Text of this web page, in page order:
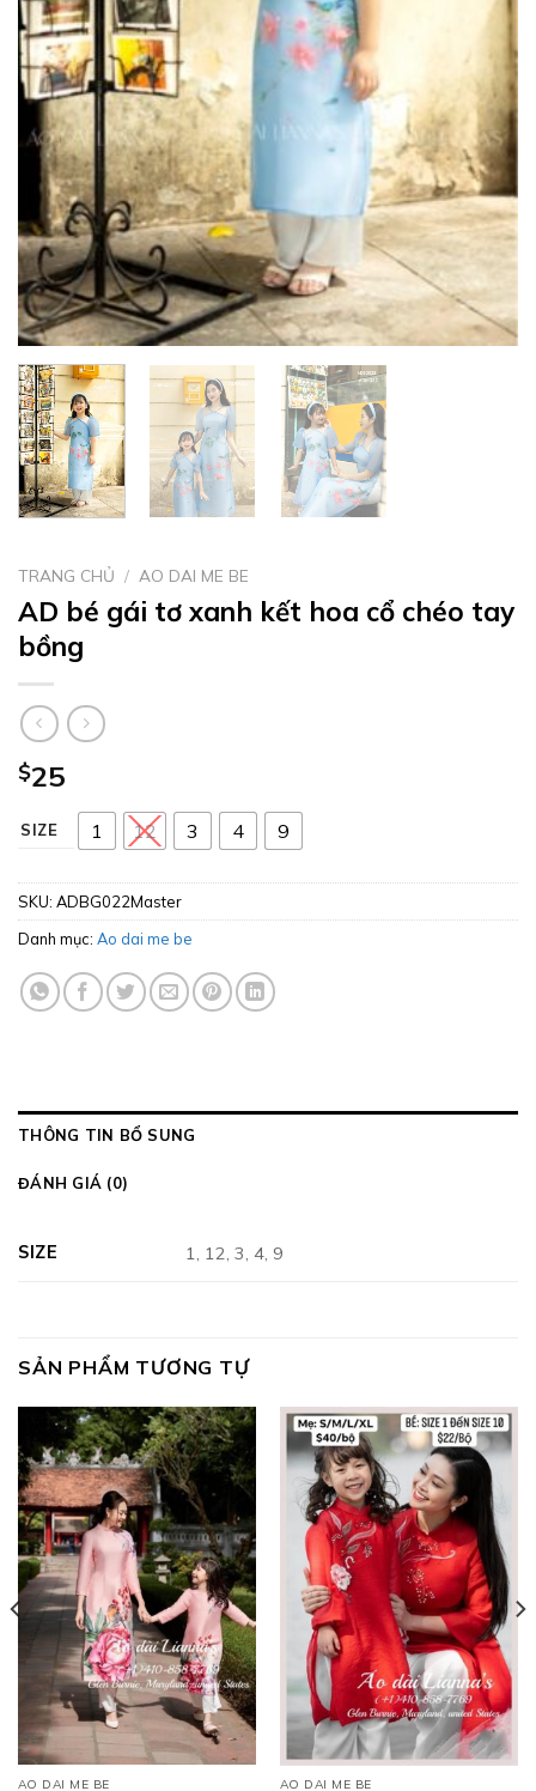
TRANG CHỦ / AO DAI ME BE
AD bé gái tơ xanh kết hoa cổ chéo tay
bồng
$25
SIZE 1 12 3 4 9
SKU: ADBG022Master
Danh mục: Ao dai me be
THÔNG TIN BỔ SUNG
ĐÁNH GIÁ (0)
SIZE 1, 12, 3, 4, 9
SẢN PHẨM TƯƠNG TỰ
AO DAI ME BE AO DAI ME BE